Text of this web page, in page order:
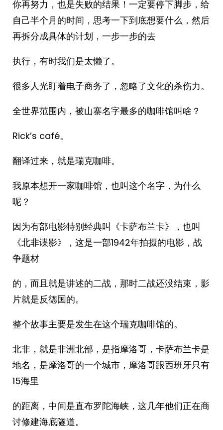
你再努力，也是失败的结果！一定要停下脚步，给
自己半个月的时间，思考一下到底想要什么，然后
再拆分成具体的计划，一步一步的去
执行，有时我们是太懒了。
很多人光盯着电子商务了，忽略了文化的杀伤力。
全世界范围内，被山寨名字最多的咖啡馆叫啥？
Rick’s café。
翻译过来，就是瑞克咖啡。
我原本想开一家咖啡馆，也叫这个名字，为什么
呢？
因为有部电影特别经典叫《卡萨布兰卡》，也叫
《北非谍影》，这是一部1942年拍摄的电影，战
争题材
的，而且就是讲述的二战，那时二战还没结束，影
片就是反德国的。
整个故事主要是发生在这个瑞克咖啡馆的。
北非，就是非洲北部，是指摩洛哥，卡萨布兰卡是
地名，是摩洛哥的一个城市，摩洛哥跟西班牙只有
15海里
的距离，中间是直布罗陀海峡，这几年他们正在商
讨修建海底隧道。